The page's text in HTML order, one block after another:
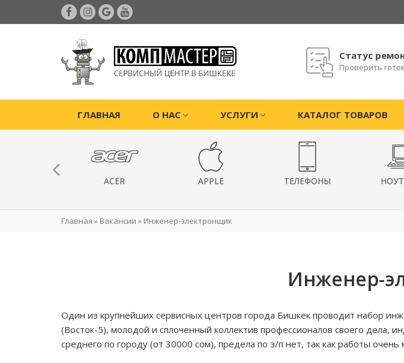
Статус
Проверить
ГЛАВНАЯ О НАС УСЛУГИ КАТАЛОГ ТОВАРОВ
ACER APPLE ТЕЛЕФОНЫ
Главная » Вакансии » Инженер-электронщик
Инженер-
Один из крупнейших сервисных центров города Бишкек проводит набор
(Восток-5), молодой и сплоченный коллектив профессионалов своего дела,
среднего по городу (от 30000 сом), предела по з/п нет, так как работы